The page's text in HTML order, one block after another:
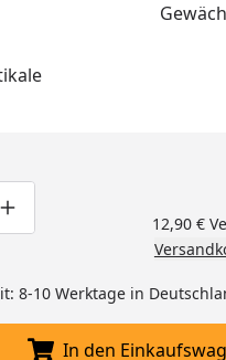
eins verringern
manuell eingeben
Produktmenge um eins
12,90 €
8-10 Werktage in
In den